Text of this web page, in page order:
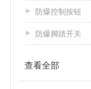
防爆控制按钮
防爆脚踏开关
查看全部